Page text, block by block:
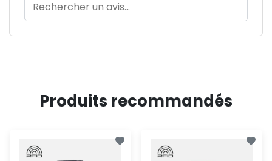
Produits recommandés